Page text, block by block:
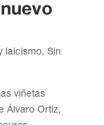
laicismo, Sin
viñetas
Álvaro Ortiz,